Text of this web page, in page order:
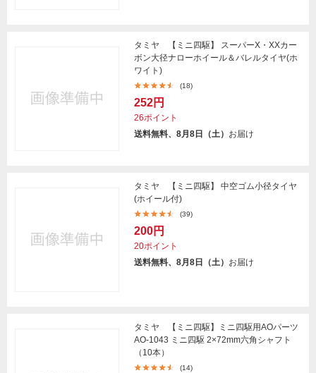
タミヤ 【ミニ四駆】 スーパーX・XXカー
ボン大径ナローホイール＆バレルタイヤ(ホ
ワイト)
(18)
252円
26ポイント
送料無料、8月8日（土） お届け
タミヤ 【ミニ四駆】 中空ゴム小径タイヤ
(ホイール付)
(39)
200円
20ポイント
送料無料、8月8日（土） お届け
タミヤ 【ミニ四駆】ミニ四駆用AOパーツ
AO-1043 ミニ四駆 2×72mm六角シャフト
（10本）
(14)